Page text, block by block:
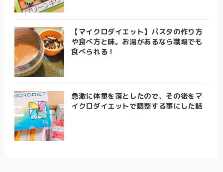
【マイクロダイエット】パスタの作り方
や食べ方と味。お湯があるなら職場でも
食べられる！
急激に体重を落としたので、その後をマ
イクロダイエットで調整する事にした話